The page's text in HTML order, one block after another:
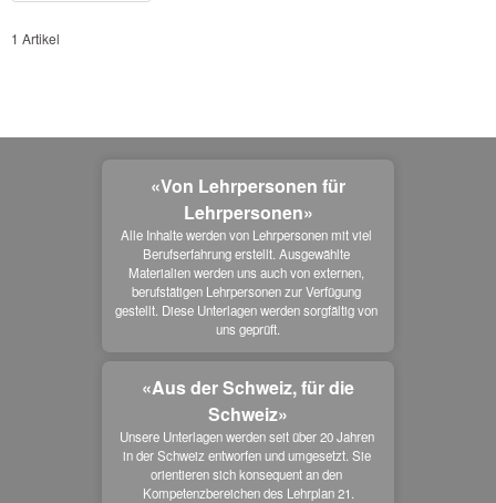
1 Artikel
«Von Lehrpersonen für
Lehrpersonen»
Alle Inhalte werden von Lehrpersonen mit viel
Berufserfahrung erstellt. Ausgewählte
Materialien werden uns auch von externen,
berufstätigen Lehrpersonen zur Verfügung
gestellt. Diese Unterlagen werden sorgfältig von
uns geprüft.
«Aus der Schweiz, für die
Schweiz»
Unsere Unterlagen werden seit über 20 Jahren
in der Schweiz entworfen und umgesetzt. Sie
orientieren sich konsequent an den
Kompetenzbereichen des Lehrplan 21.